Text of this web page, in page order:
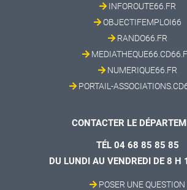
INFOROUTE66.FR
OBJECTIFEMPLOI66
RANDO66.FR
NUMERIQUE66.FR
PORTAIL-
CONTACTER LE
TÉL 04 68 85 85 85
DU LUNDI AU VENDREDI DE 8 H
POSER UNE QUESTION